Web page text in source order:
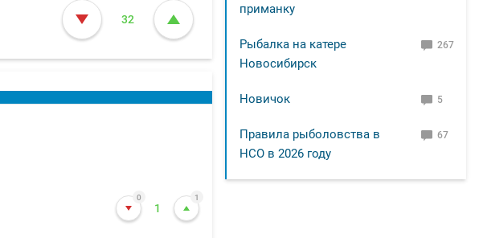
32
0
1
1
приманку
Рыбалка на катере
Новосибирск
267
Новичок 5
Правила рыболовства в
НСО в 2026 году
67